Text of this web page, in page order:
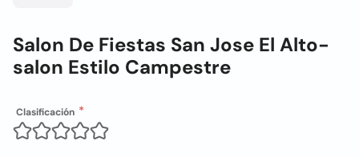
Salon De Fiestas San Jose El Alto-
salon Estilo Campestre
Clasificación